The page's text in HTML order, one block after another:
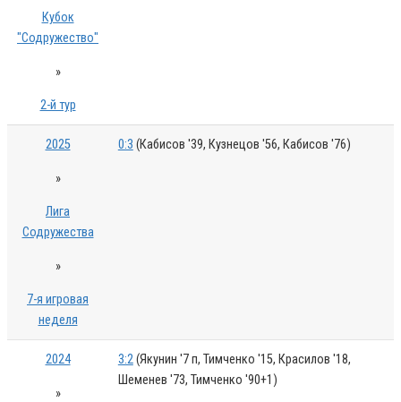
Кубок
"Содружество"
»
2-й тур
2025
»
Лига
Содружества
»
7-я игровая
неделя
0:3 (Кабисов '39, Кузнецов '56, Кабисов '76)
2024
»
3:2(Якунин '7 п, Тимченко '15, Красилов '18,
Шеменев '73, Тимченко '90+1)